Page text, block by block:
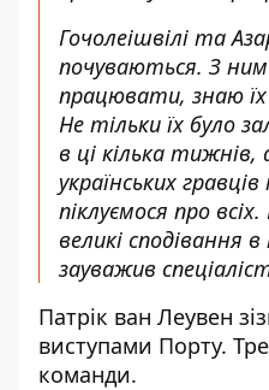
Гочолеішвілі та
почуваються. З
працювати, знаю їх
Не тільки їх було
в ці кілька
українських
піклуємося про
великі сподівання
зауважив
Патрік ван Леувен
виступами Порту.
команди.